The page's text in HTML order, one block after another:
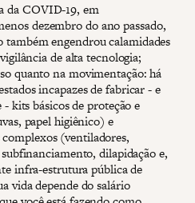
da COVID-19, em
dezembro do ano passado,
engendrou calamidades
de alta tecnologia;
quanto na movimentação: há
incapazes de fabricar - e
kits básicos de proteção e
papel higiênico) e
(ventiladores,
dilapidação e,
infra-estrutura pública de
vida depende do salário